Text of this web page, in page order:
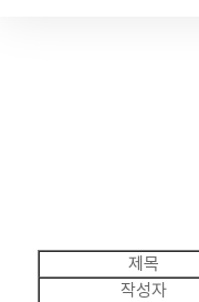
제목
작성자